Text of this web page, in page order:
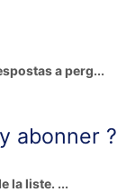
a perg...
abonner ?
la liste. ...